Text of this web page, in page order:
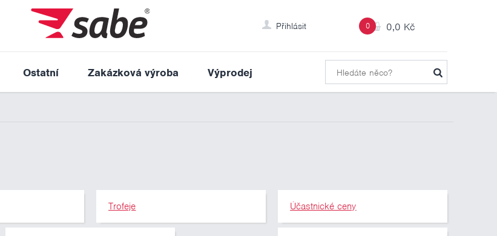
0 0,0 Kč
Přihlásit
Ostatní Zakázková výroba Výprodej
Trofeje Účastnické ceny